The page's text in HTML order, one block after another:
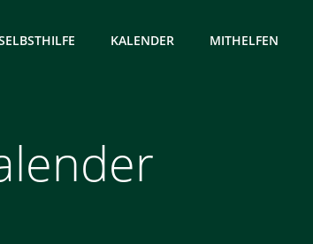
KALENDER MITHELFEN